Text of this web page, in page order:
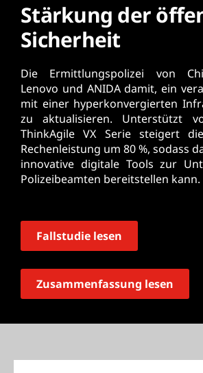
Stärkung der
Sicherheit
Die Ermittlungspolizei von
Lenovo und ANIDA damit, ein
mit einer hyperkonvergierten
zu aktualisieren. Unterstützt
ThinkAgile VX Serie steigert
Rechenleistung um 80 %, sodass
innovative digitale Tools zur
Polizeibeamten bereitstellen kann.
Fallstudie lesen
Zusammenfassung lesen